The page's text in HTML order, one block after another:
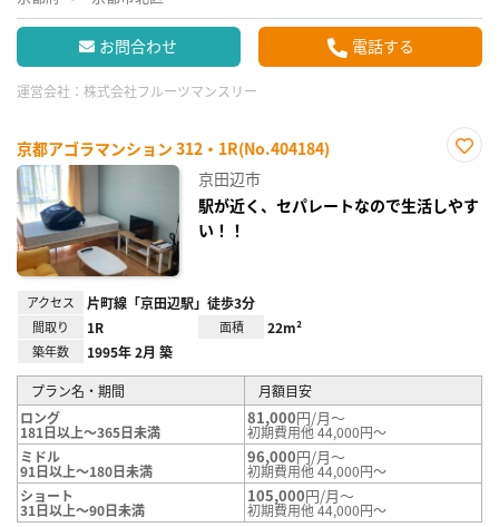
お問合わせ 電話する
運営会社： 株式会社フルーツマンスリー
京都アゴラマンション 312・1R(No.404184)
り登
録
京田辺市
駅が近く、セパレートなので生活しやす
い！！
アクセス 片町線「京田辺駅」徒歩3分
間取り 1R 面積 22m²
築年数 1995年 2月 築
プラン名・期間
月額目安
ロング
181日以上～365日未満
81,000円/月～
初期費用他 44,000円～
ミドル
91日以上～180日未満
96,000円/月～
初期費用他 44,000円～
ショート
31日以上～90日未満
105,000円/月～
初期費用他 44,000円～